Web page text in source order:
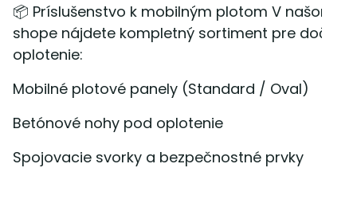
📦 Príslušenstvo k mobilným plotom V našom e-
shope nájdete kompletný sortiment pre
oplotenie:
Mobilné plotové panely (Standard / Oval)
Betónové nohy pod oplotenie
Spojovacie svorky a bezpečnostné prvky